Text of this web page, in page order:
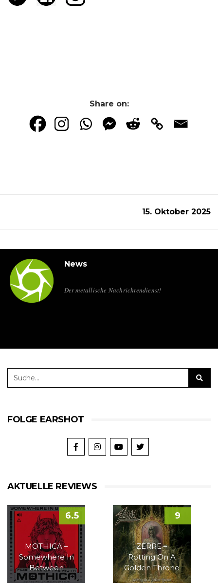
Share on:
15. Oktober 2025
News
Der metallische Nachrichtendienst!
FOLGE EARSHOT
AKTUELLE REVIEWS
MOTHICA –
Somewhere In
Between
6.5
ZERRE –
Rotting On A
Golden Throne
9